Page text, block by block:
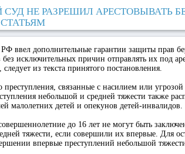
СУД НЕ РАЗРЕШИЛ АРЕСТОВЫВАТЬ
ввел дополнительные гарантии защиты прав
исключительных причин отправлять их под
из текста принятого постановления.
преступления, связанные с насилием или
небольшой и средней тяжести также
малолетних детей и опекунов детей-инвалидов.
до 16 лет не могут быть
тяжести, если совершили их впервые. Для
впервые преступлений небольшой